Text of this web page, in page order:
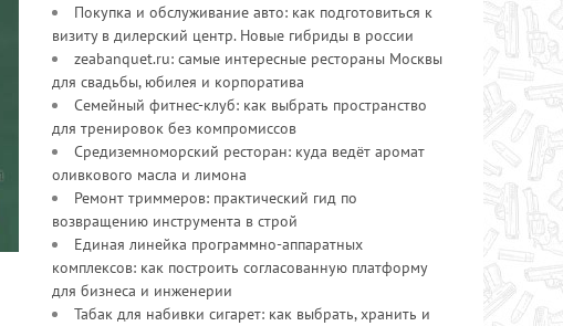
Покупка и обслуживание авто: как подготовиться к
визиту в дилерский центр. Новые гибриды в россии
zeabanquet.ru: самые интересные рестораны Москвы
для свадьбы, юбилея и корпоратива
Семейный фитнес-клуб: как выбрать пространство
для тренировок без компромиссов
Средиземноморский ресторан: куда ведёт аромат
оливкового масла и лимона
Ремонт триммеров: практический гид по
возвращению инструмента в строй
Единая линейка программно-аппаратных
комплексов: как построить согласованную платформу
для бизнеса и инженерии
Табак для набивки сигарет: как выбрать, хранить и